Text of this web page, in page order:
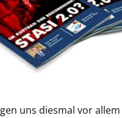
uns diesmal vor